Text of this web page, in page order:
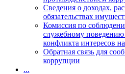
Сведения о доходах,
обязательствах
Комиссия по
служебному
конфликта интересов
Обратная связь для
коррупции
...